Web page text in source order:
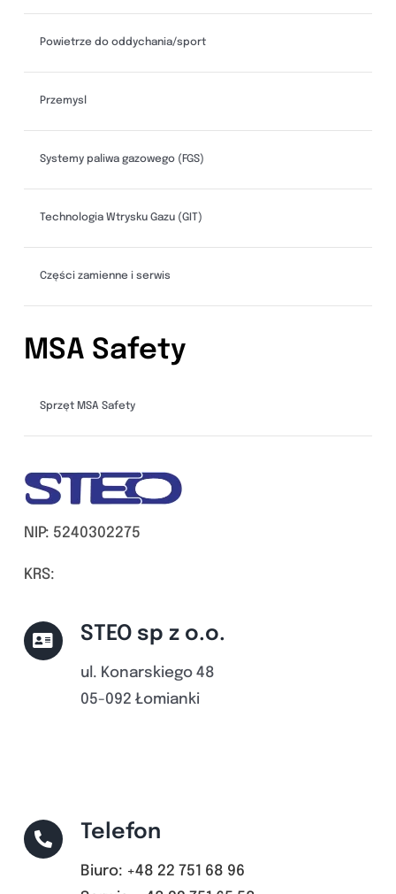
Powietrze do oddychania/sport
Przemysl
Systemy paliwa gazowego (FGS)
Technologia Wtrysku Gazu (GIT)
Części zamienne i serwis
MSA Safety
Sprzęt MSA Safety
NIP: 5240302275
KRS:
STEO sp z o.o.
ul. Konarskiego 48
05-092 Łomianki
Telefon
Biuro: +48 22 751 68 96